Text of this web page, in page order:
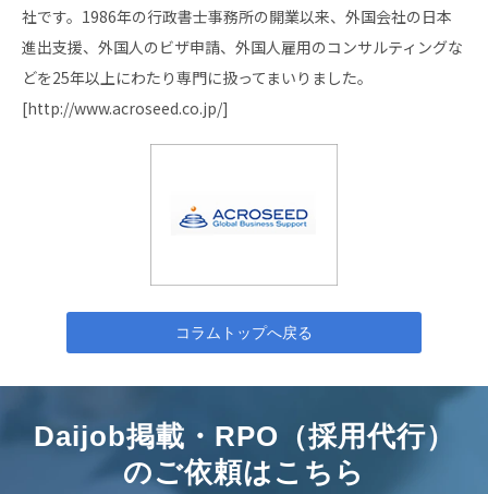
社です。1986年の行政書士事務所の開業以来、外国会社の日本
進出支援、外国人のビザ申請、外国人雇用のコンサルティングな
どを25年以上にわたり専門に扱ってまいりました。
[http://www.acroseed.co.jp/]
コラムトップへ戻る
Daijob掲載・RPO（採用代行）
のご依頼はこちら